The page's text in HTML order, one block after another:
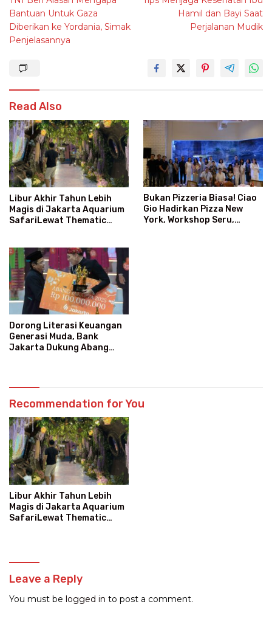
navigation
Bantuan Untuk Gaza
Diberikan ke Yordania, Simak
Penjelasannya
Hamil dan Bayi Saat
Perjalanan Mudik
Read Also
Libur Akhir Tahun Lebih
Magis di Jakarta Aquarium
SafariLewat Thematic
Bukan Pizzeria Biasa! Ciao
Gio Hadirkan Pizza New
York, Workshop Seru,
Dorong Literasi Keuangan
Generasi Muda, Bank
Jakarta Dukung Abang
Recommendation for You
Libur Akhir Tahun Lebih
Magis di Jakarta Aquarium
SafariLewat Thematic
Leave a Reply
You must be logged in to post a comment.